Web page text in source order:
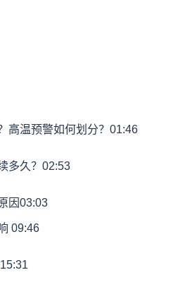
高温预警如何划分？ 01:46
多久？ 02:53
因03:03
09:46
15:31